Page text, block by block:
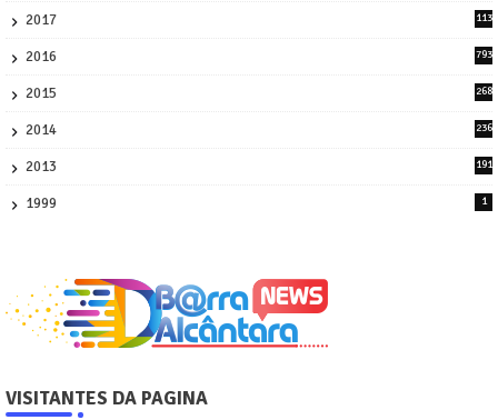
2017
113
2016
793
2015
268
2014
236
2013
191
1999 1
VISITANTES DA PAGINA